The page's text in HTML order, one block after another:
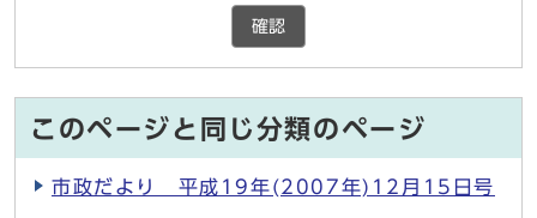
確認
このページと同じ分類のページ
市政だより 平成19年(2007年)12月15日号